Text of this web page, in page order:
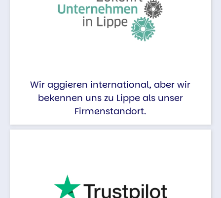
Wir aggieren international, aber wir
bekennen uns zu Lippe als unser
Firmenstandort.